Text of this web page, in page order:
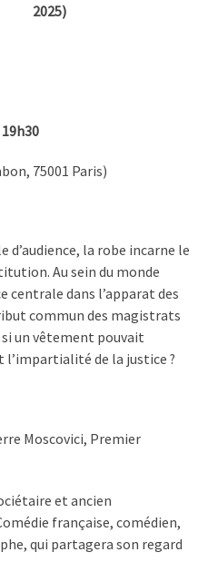
2025)
75001 Paris)
d’audience, la robe incarne le
Au sein du monde
centrale dans l’apparat des
commun des magistrats
un vêtement pouvait
l’impartialité de la justice ?
Moscovici, Premier
et ancien
française, comédien,
qui partagera son regard